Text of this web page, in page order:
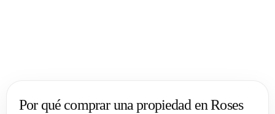
Por qué comprar una propiedad en Roses